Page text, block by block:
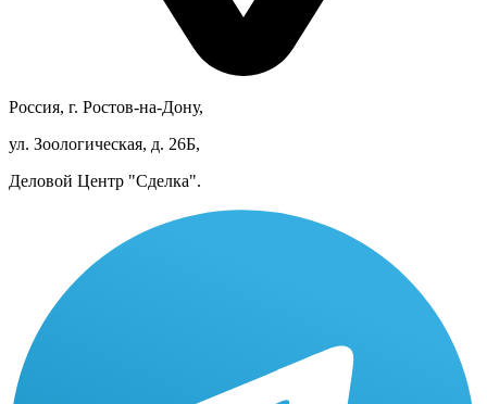
Россия, г. Ростов-на-Дону,
ул. Зоологическая, д. 26Б,
Деловой Центр "Сделка".